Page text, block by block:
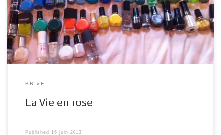
comme il apprenait que je possédais 81 flacons de vernis de
couleurs différentes, il a suggéré que la couleur devait avoir une
influence sur mon inspiration : « après tout, lorsque tu écris, tu vois
tes ongles […]
BRIVE
La Vie en rose
Published 16 juin 2013